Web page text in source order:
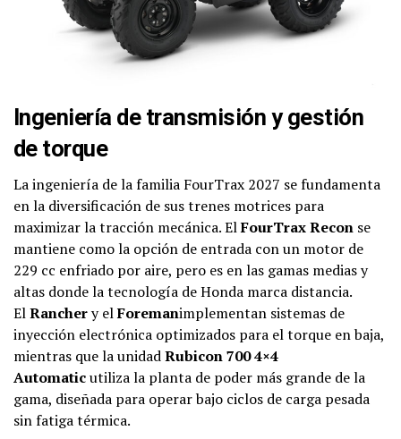
Ingeniería de transmisión y gestión
de torque
La ingeniería de la familia FourTrax 2027 se fundamenta
en la diversificación de sus trenes motrices para
maximizar la tracción mecánica. ElFourTrax Recon se
mantiene como la opción de entrada con un motor de
229 cc enfriado por aire, pero es en las gamas medias y
altas donde la tecnología de Honda marca distancia.
ElRanchery elForemanimplementan sistemas de
inyección electrónica optimizados para el torque en baja,
mientras que la unidadRubicon 700 4×4
Automaticutiliza la planta de poder más grande de la
gama, diseñada para operar bajo ciclos de carga pesada
sin fatiga térmica.